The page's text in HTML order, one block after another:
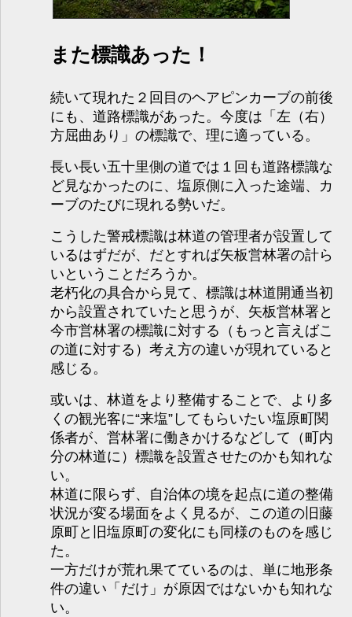
また標識あった！
続いて現れた２回目のヘアピンカーブの前後
にも、道路標識があった。今度は「左（右）
方屈曲あり」の標識で、理に適っている。
長い長い五十里側の道では１回も道路標識な
ど見なかったのに、塩原側に入った途端、カ
ーブのたびに現れる勢いだ。
こうした警戒標識は林道の管理者が設置して
いるはずだが、だとすれば矢板営林署の計ら
いということだろうか。
老朽化の具合から見て、標識は林道開通当初
から設置されていたと思うが、矢板営林署と
今市営林署の標識に対する（もっと言えばこ
の道に対する）考え方の違いが現れていると
感じる。
或いは、林道をより整備することで、より多
くの観光客に“来塩”してもらいたい塩原町関
係者が、営林署に働きかけるなどして（町内
分の林道に）標識を設置させたのかも知れな
い。
林道に限らず、自治体の境を起点に道の整備
状況が変る場面をよく見るが、この道の旧藤
原町と旧塩原町の変化にも同様のものを感じ
た。
一方だけが荒れ果てているのは、単に地形条
件の違い「だけ」が原因ではないかも知れな
い。